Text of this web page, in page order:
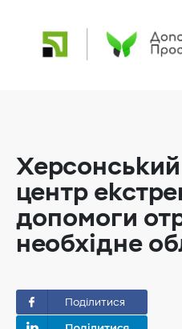
центр
допомоги
необхідне
Поділитися